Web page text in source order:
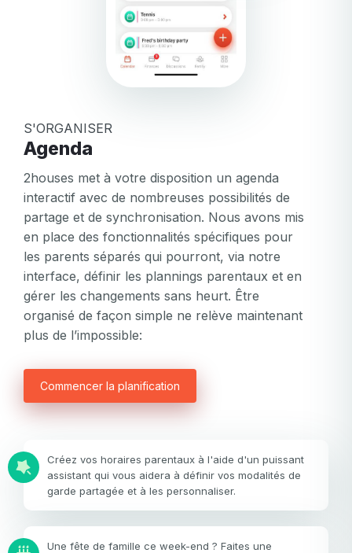
S'ORGANISER
Agenda
2houses met à votre disposition un agenda
interactif avec de nombreuses possibilités de
partage et de synchronisation. Nous avons mis
en place des fonctionnalités spécifiques pour
les parents séparés qui pourront, via notre
interface, définir les plannings parentaux et en
gérer les changements sans heurt. Être
organisé de façon simple ne relève maintenant
plus de l’impossible:
Commencer la planification
Créez vos horaires parentaux à l'aide d'un puissant
assistant qui vous aidera à définir vos modalités de
garde partagée et à les personnaliser.
Une fête de famille ce week-end ? Faites une